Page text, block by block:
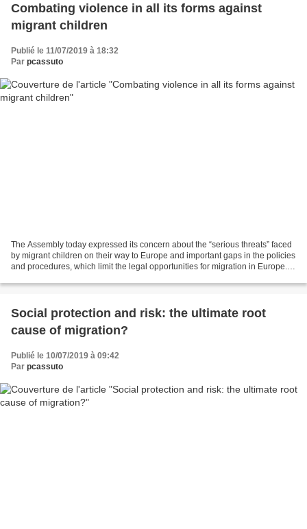
Combating violence in all its forms against
migrant children
Publié le 11/07/2019 à 18:32
Par pcassuto
The Assembly today expressed its concern about the “serious threats” faced
by migrant children on their way to Europe and important gaps in the policies
and procedures, which limit the legal opportunities for migration in Europe.
Social protection and risk: the ultimate root
cause of migration?
Publié le 10/07/2019 à 09:42
Par pcassuto